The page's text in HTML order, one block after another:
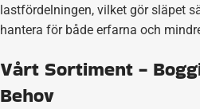
lastfördelningen, vilket gör släpet
hantera för både erfarna och
Vårt Sortiment -
Behov